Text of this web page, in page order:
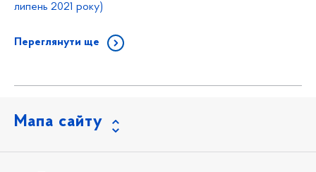
липень 2021 року)
Переглянути ще
Мапа сайту